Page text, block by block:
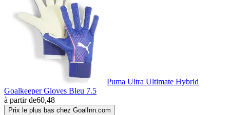
Puma Ultra Ultimate Hybrid
Goalkeeper Gloves Bleu 7.5
à partir de60,48
Prix le plus bas chez GoalInn.com